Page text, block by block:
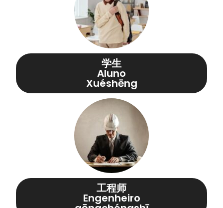
学生
Aluno
Xuéshēng
工程师
Engenheiro